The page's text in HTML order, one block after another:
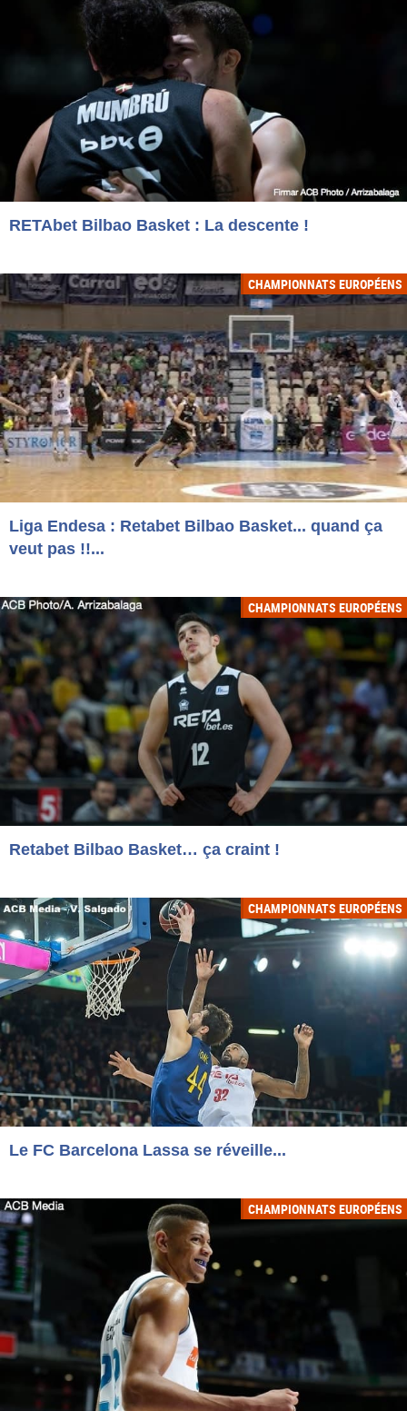
RETAbet Bilbao Basket : La descente !
CHAMPIONNATS EUROPÉENS
Liga Endesa : Retabet Bilbao Basket... quand ça
veut pas !!...
CHAMPIONNATS EUROPÉENS
Retabet Bilbao Basket… ça craint !
CHAMPIONNATS EUROPÉENS
Le FC Barcelona Lassa se réveille...
CHAMPIONNATS EUROPÉENS